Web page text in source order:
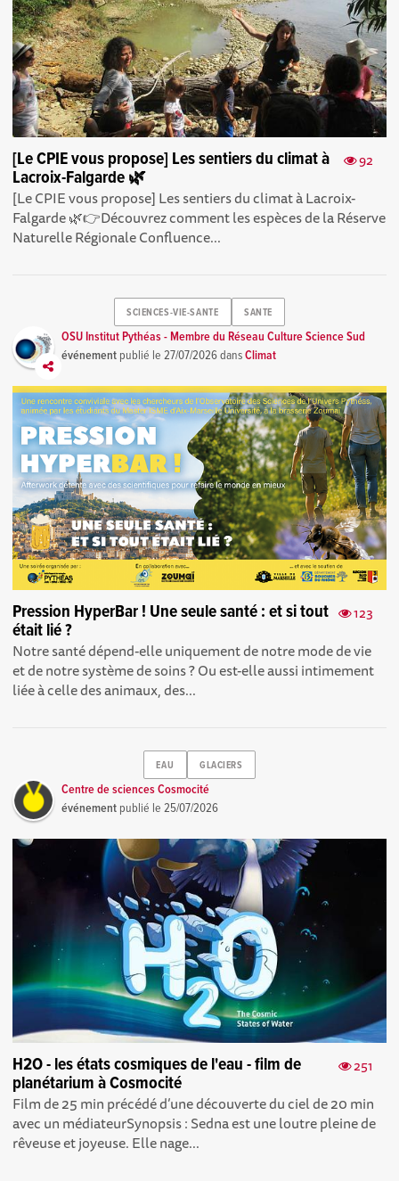
92
[Le CPIE vous propose] Les sentiers du climat à
Lacroix-Falgarde 🌿
[Le CPIE vous propose] Les sentiers du climat à Lacroix-
Falgarde 🌿👉Découvrez comment les espèces de la Réserve
Naturelle Régionale Confluence...
SCIENCES-VIE-SANTE SANTE
OSU Institut Pythéas - Membre du Réseau Culture Science Sud
événement publié le27/07/2026dansClimat
123
Pression HyperBar ! Une seule santé : et si tout
était lié ?
Notre santé dépend-elle uniquement de notre mode de vie
et de notre système de soins ? Ou est-elle aussi intimement
liée à celle des animaux, des...
EAU GLACIERS
Centre de sciences Cosmocité
événement publié le25/07/2026
251
H2O - les états cosmiques de l'eau - film de
planétarium à Cosmocité
Film de 25 min précédé d’une découverte du ciel de 20 min
avec un médiateurSynopsis : Sedna est une loutre pleine de
rêveuse et joyeuse. Elle nage...